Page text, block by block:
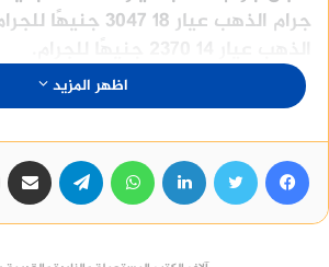
جرام الذهب عيار 18
منصة وساطة لبيع العقارات مجانا
اظهر المزيد